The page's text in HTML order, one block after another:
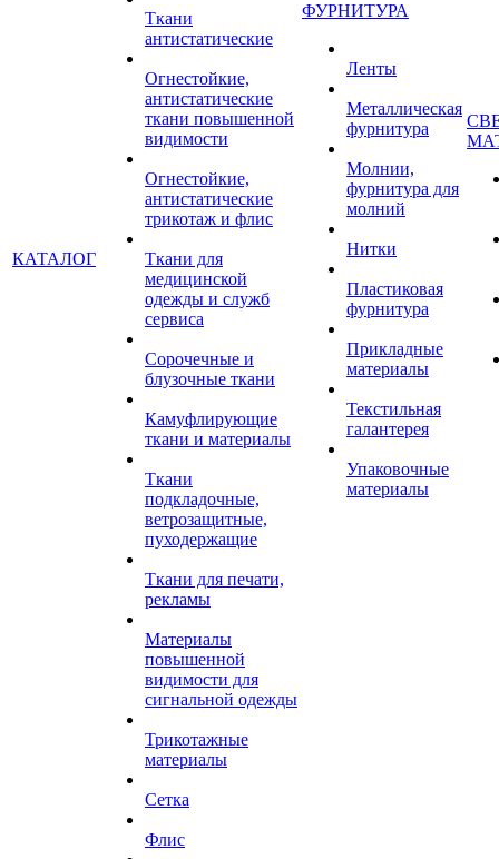
КАТАЛОГ
Ткани
антистатические
Огнестойкие,
антистатические
ткани повышенной
видимости
Огнестойкие,
антистатические
трикотаж и флис
Ткани для
медицинской
одежды и служб
сервиса
Сорочечные и
блузочные ткани
Камуфлирующие
ткани и материалы
Ткани
подкладочные,
ветрозащитные,
пуходержащие
Ткани для печати,
рекламы
Материалы
повышенной
видимости для
сигнальной одежды
Трикотажные
материалы
Сетка
Флис
ФУРНИТУРА
Ленты
Металлическая
фурнитура
Молнии,
фурнитура для
молний
Нитки
Пластиковая
фурнитура
Прикладные
материалы
Текстильная
галантерея
Упаковочные
материалы